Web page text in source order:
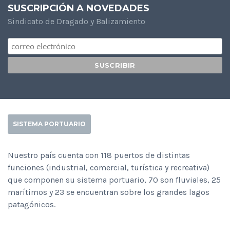
SUSCRIPCIÓN A NOVEDADES
Sindicato de Dragado y Balizamiento
SISTEMA PORTUARIO
Nuestro país cuenta con 118 puertos de distintas
funciones (industrial, comercial, turística y recreativa)
que componen su sistema portuario, 70 son fluviales, 25
marítimos y 23 se encuentran sobre los grandes lagos
patagónicos.